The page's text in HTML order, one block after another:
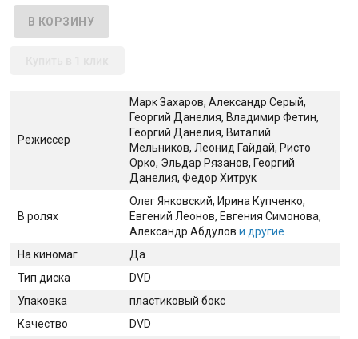
Режиссер
Марк Захаров, Александр Серый,
Георгий Данелия, Владимир Фетин,
Георгий Данелия, Виталий
Мельников, Леонид Гайдай, Ристо
Орко, Эльдар Рязанов, Георгий
Данелия, Федор Хитрук
В ролях
Олег Янковский, Ирина Купченко,
Евгений Леонов, Евгения Симонова,
Александр Абдулов и другие
На киномаг
Да
Тип диска
DVD
Упаковка
пластиковый бокс
Качество
DVD